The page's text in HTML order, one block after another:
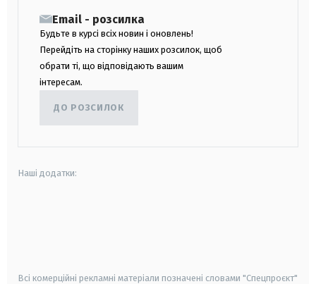
Email - розсилка
Будьте в курсі всіх новин і оновлень!
Перейдіть на сторінку наших розсилок, щоб
обрати ті, що відповідають вашим
інтересам.
ДО РОЗСИЛОК
Наші додатки:
Всі комерційні рекламні матеріали позначені словами "Спецпроєкт"